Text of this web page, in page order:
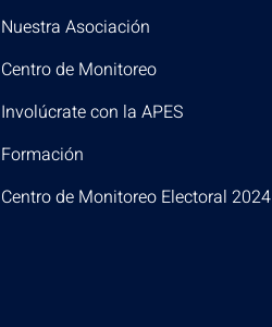
Nuestra Asociación
Centro de Monitoreo
Involúcrate con la APES
Formación
Centro de Monitoreo Electoral 2024